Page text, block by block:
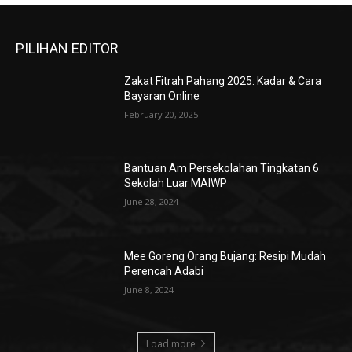
PILIHAN EDITOR
Zakat Fitrah Pahang 2025: Kadar & Cara
Bayaran Online
February 20, 2025
Bantuan Am Persekolahan Tingkatan 6
Sekolah Luar MAIWP
June 28, 2024
Mee Goreng Orang Bujang: Resipi Mudah
Perencah Adabi
June 8, 2024
Load more